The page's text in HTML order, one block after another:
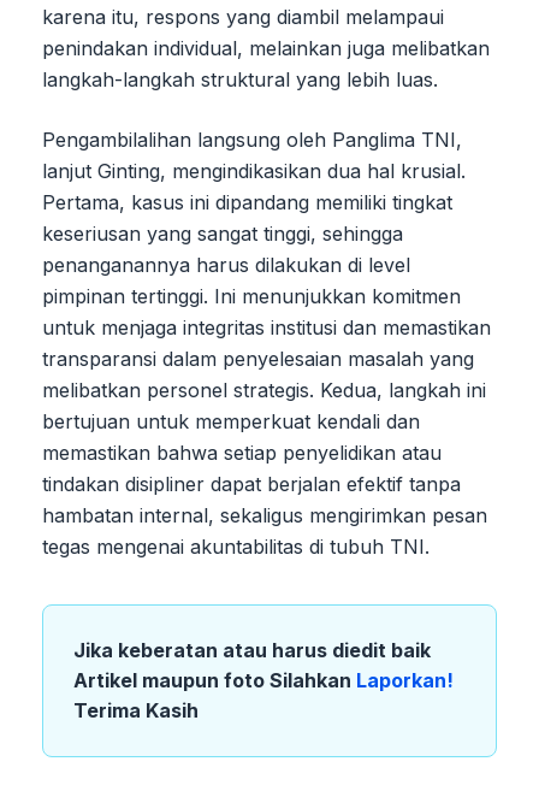
karena itu, respons yang diambil melampaui
penindakan individual, melainkan juga melibatkan
langkah-langkah struktural yang lebih luas.
Pengambilalihan langsung oleh Panglima TNI,
lanjut Ginting, mengindikasikan dua hal krusial.
Pertama, kasus ini dipandang memiliki tingkat
keseriusan yang sangat tinggi, sehingga
penanganannya harus dilakukan di level
pimpinan tertinggi. Ini menunjukkan komitmen
untuk menjaga integritas institusi dan memastikan
transparansi dalam penyelesaian masalah yang
melibatkan personel strategis. Kedua, langkah ini
bertujuan untuk memperkuat kendali dan
memastikan bahwa setiap penyelidikan atau
tindakan disipliner dapat berjalan efektif tanpa
hambatan internal, sekaligus mengirimkan pesan
tegas mengenai akuntabilitas di tubuh TNI.
Jika keberatan atau harus diedit baik
Artikel maupun foto Silahkan Laporkan!
Terima Kasih